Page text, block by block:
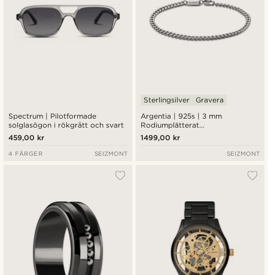
Spectrum | Pilotformade
solglasögon i rökgrått och svart
459,00 kr
4 FÄRGER SEIZMONT
Argentia | 925s | 3 mm
Rodiumplätterat
Kantkedjearmband i
Sterlingsilver
Sterlingsilver Gravera
1499,00 kr
SEIZMONT